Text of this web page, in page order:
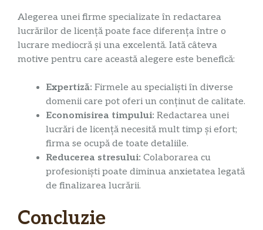
Alegerea unei firme specializate în redactarea
lucrărilor de licență poate face diferența între o
lucrare mediocră și una excelentă. Iată câteva
motive pentru care această alegere este benefică:
Expertiză: Firmele au specialiști în diverse
domenii care pot oferi un conținut de calitate.
Economisirea timpului: Redactarea unei
lucrări de licență necesită mult timp și efort;
firma se ocupă de toate detaliile.
Reducerea stresului: Colaborarea cu
profesioniști poate diminua anxietatea legată
de finalizarea lucrării.
Concluzie